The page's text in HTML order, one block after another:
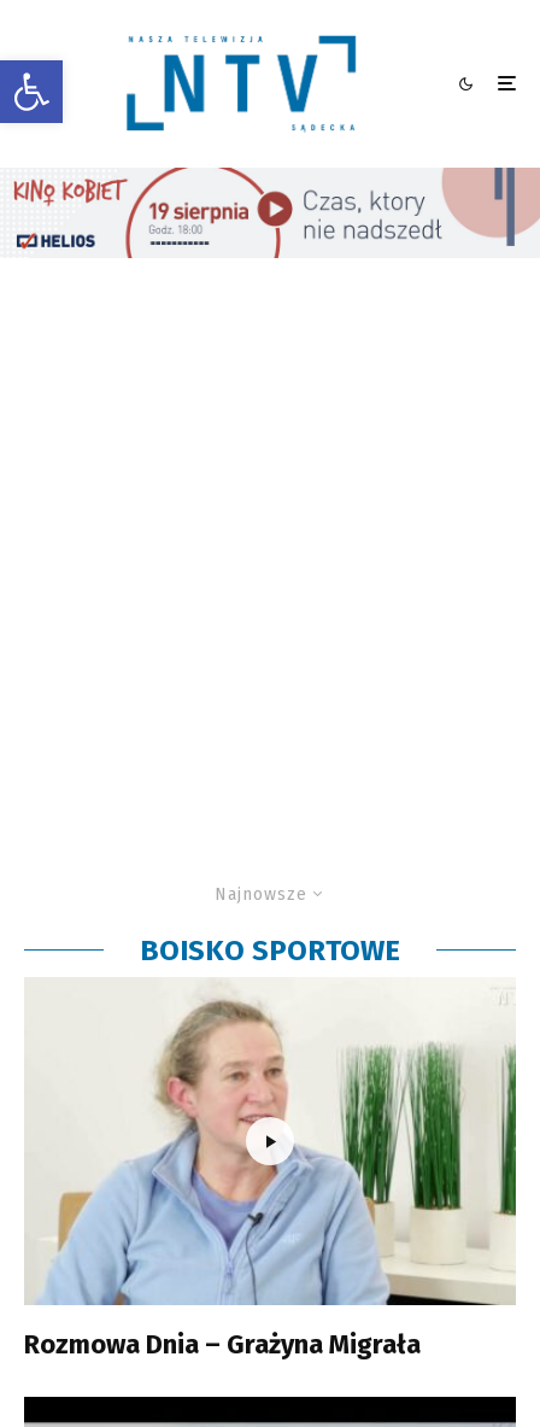
Otwórz pasek narzędzi
Najnowsze
BOISKO SPORTOWE
Rozmowa Dnia – Grażyna Migrała